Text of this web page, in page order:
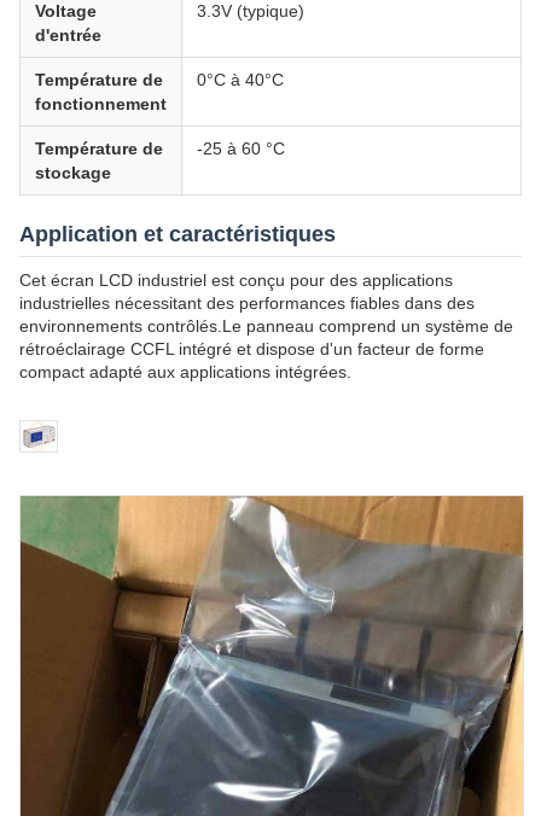
Voltage
d'entrée
3.3V (typique)
Température de
fonctionnement
0°C à 40°C
Température de
stockage
-25 à 60 °C
Application et caractéristiques
Cet écran LCD industriel est conçu pour des applications
industrielles nécessitant des performances fiables dans des
environnements contrôlés.Le panneau comprend un système de
rétroéclairage CCFL intégré et dispose d'un facteur de forme
compact adapté aux applications intégrées.